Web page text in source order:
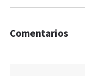
Comentarios